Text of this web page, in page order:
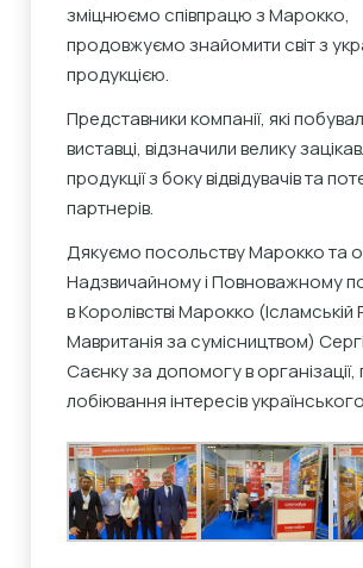
зміцнюємо співпрацю з Марокко,
продовжуємо знайомити світ з
продукцією.
Представники компанії, які
виставці, відзначили велику
продукції з боку відвідувачів та
партнерів.
Дякуємо посольству Марокко та
Надзвичайному і Повноважному
в Королівстві Марокко (Ісламській
Мавританія за сумісництвом)
Саєнку за допомогу в організації,
лобіювання інтересів